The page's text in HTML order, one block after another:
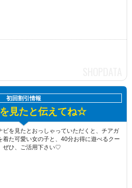
初回割引情報
見たと伝えてね☆
ビを見たとおっしゃっていただくと、チアガ
着た可愛い女の子と、40分お得に遊べるクー
ぜひ、ご活用下さい♡